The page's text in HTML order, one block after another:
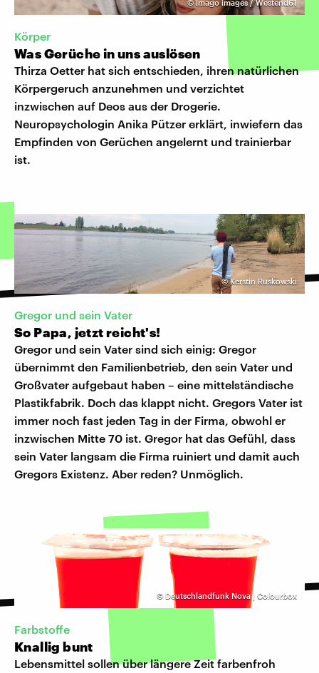
© imago images / Westend61
Körper
Was Gerüche in uns auslösen
Thirza Oetter hat sich entschieden, ihren natürlichen
Körpergeruch anzunehmen und verzichtet
inzwischen auf Deos aus der Drogerie.
Neuropsychologin Anika Pützer erklärt, inwiefern das
Empfinden von Gerüchen angelernt und trainierbar
ist.
©Kerstin Ruskowski
Gregor und sein Vater
So Papa, jetzt reicht's!
Gregor und sein Vater sind sich einig: Gregor
übernimmt den Familienbetrieb, den sein Vater und
Großvater aufgebaut haben – eine mittelständische
Plastikfabrik. Doch das klappt nicht. Gregors Vater ist
immer noch fast jeden Tag in der Firma, obwohl er
inzwischen Mitte 70 ist. Gregor hat das Gefühl, dass
sein Vater langsam die Firma ruiniert und damit auch
Gregors Existenz. Aber reden? Unmöglich.
© Deutschlandfunk Nova | Colourbox
Farbstoffe
Knallig bunt
Lebensmittel sollen über längere Zeit farbenfroh